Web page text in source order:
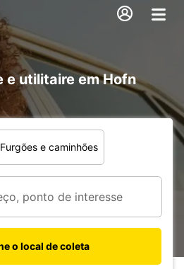
e utilitaire em Hofn
Furgões e caminhões
o local de coleta